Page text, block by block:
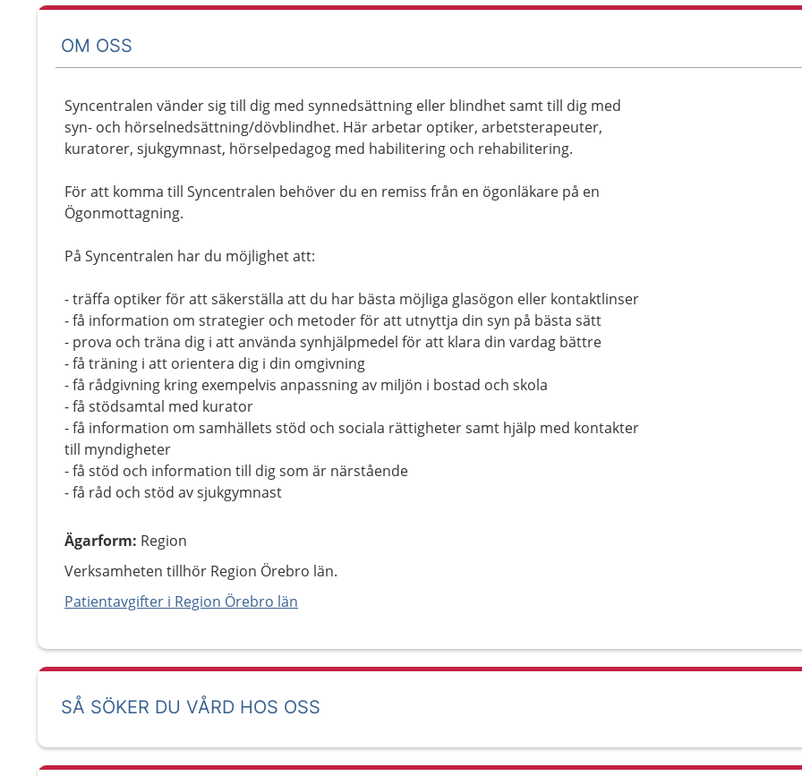
OM OSS
Syncentralen vänder sig till dig med synnedsättning eller blindhet samt till dig med
syn- och hörselnedsättning/dövblindhet. Här arbetar optiker, arbetsterapeuter,
kuratorer, sjukgymnast, hörselpedagog med habilitering och rehabilitering.
För att komma till Syncentralen behöver du en remiss från en ögonläkare på en
Ögonmottagning.
På Syncentralen har du möjlighet att:
- träffa optiker för att säkerställa att du har bästa möjliga glasögon eller kontaktlinser
- få information om strategier och metoder för att utnyttja din syn på bästa sätt
- prova och träna dig i att använda synhjälpmedel för att klara din vardag bättre
- få träning i att orientera dig i din omgivning
- få rådgivning kring exempelvis anpassning av miljön i bostad och skola
- få stödsamtal med kurator
- få information om samhällets stöd och sociala rättigheter samt hjälp med kontakter
till myndigheter
- få stöd och information till dig som är närstående
- få råd och stöd av sjukgymnast
Ägarform: Region
Verksamheten tillhör Region Örebro län.
Patientavgifter i Region Örebro län
SÅ SÖKER DU VÅRD HOS OSS